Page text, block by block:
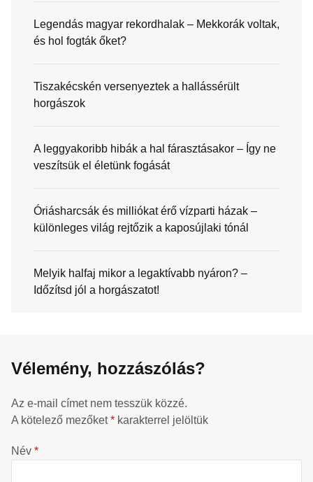
Legendás magyar rekordhalak – Mekkorák voltak,
és hol fogták őket?
Tiszakécskén versenyeztek a hallássérült
horgászok
A leggyakoribb hibák a hal fárasztásakor – Így ne
veszítsük el életünk fogását
Óriásharcsák és milliókat érő vízparti házak –
különleges világ rejtőzik a kaposújlaki tónál
Melyik halfaj mikor a legaktívabb nyáron? –
Időzítsd jól a horgászatot!
Vélemény, hozzászólás?
Az e-mail címet nem tesszük közzé.
A kötelező mezőket* karakterrel jelöltük
Név *